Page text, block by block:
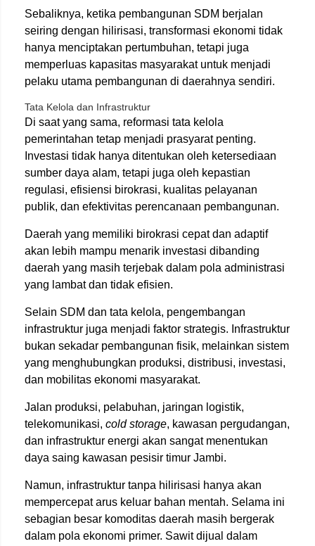
Sebaliknya, ketika pembangunan SDM berjalan
seiring dengan hilirisasi, transformasi ekonomi tidak
hanya menciptakan pertumbuhan, tetapi juga
memperluas kapasitas masyarakat untuk menjadi
pelaku utama pembangunan di daerahnya sendiri.
Tata Kelola dan Infrastruktur
Di saat yang sama, reformasi tata kelola
pemerintahan tetap menjadi prasyarat penting.
Investasi tidak hanya ditentukan oleh ketersediaan
sumber daya alam, tetapi juga oleh kepastian
regulasi, efisiensi birokrasi, kualitas pelayanan
publik, dan efektivitas perencanaan pembangunan.
Daerah yang memiliki birokrasi cepat dan adaptif
akan lebih mampu menarik investasi dibanding
daerah yang masih terjebak dalam pola administrasi
yang lambat dan tidak efisien.
Selain SDM dan tata kelola, pengembangan
infrastruktur juga menjadi faktor strategis. Infrastruktur
bukan sekadar pembangunan fisik, melainkan sistem
yang menghubungkan produksi, distribusi, investasi,
dan mobilitas ekonomi masyarakat.
Jalan produksi, pelabuhan, jaringan logistik,
telekomunikasi, cold storage, kawasan pergudangan,
dan infrastruktur energi akan sangat menentukan
daya saing kawasan pesisir timur Jambi.
Namun, infrastruktur tanpa hilirisasi hanya akan
mempercepat arus keluar bahan mentah. Selama ini
sebagian besar komoditas daerah masih bergerak
dalam pola ekonomi primer. Sawit dijual dalam